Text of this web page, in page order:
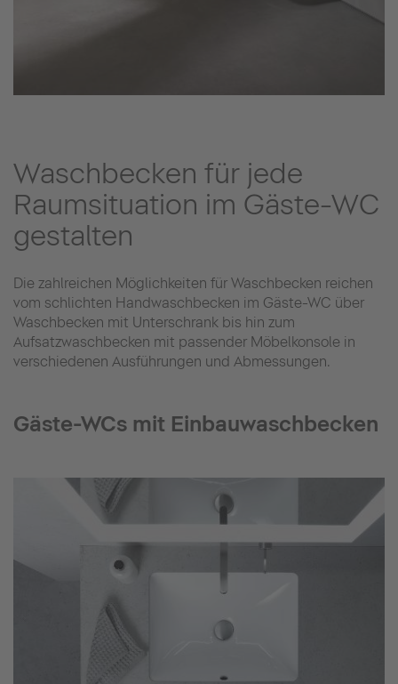
Waschbecken für jede
Raumsituation im Gäste-WC
gestalten
Die zahlreichen Möglichkeiten für Waschbecken reichen
vom schlichten Handwaschbecken im Gäste-WC über
Waschbecken mit Unterschrank bis hin zum
Aufsatzwaschbecken mit passender Möbelkonsole in
verschiedenen Ausführungen und Abmessungen.
Gäste-WCs mit Einbauwaschbecken